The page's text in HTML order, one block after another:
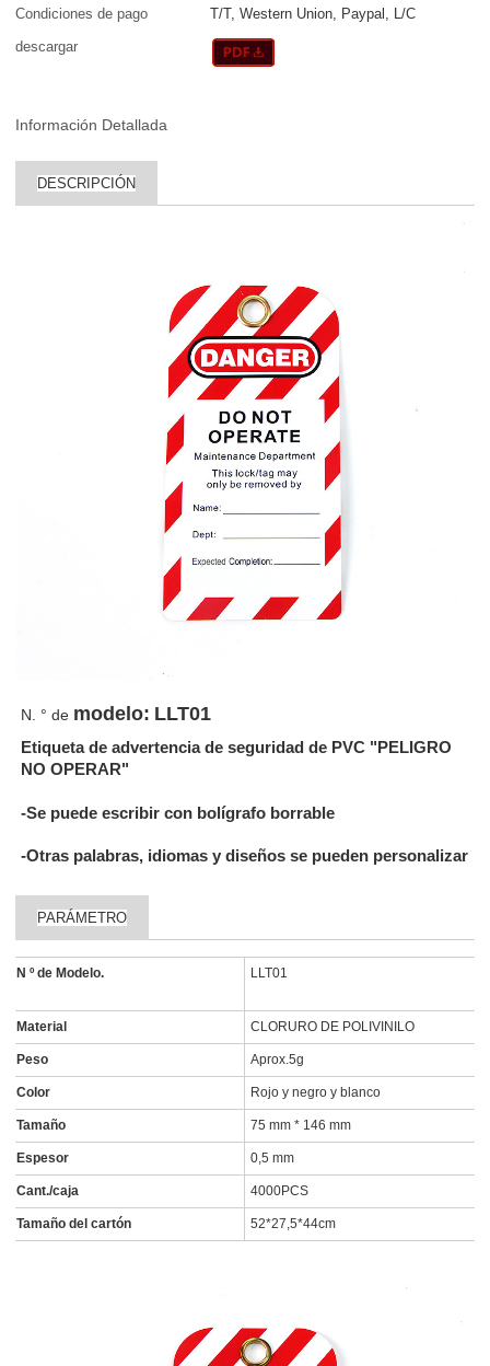
Condiciones de pago
T/T, Western Union, Paypal, L/C
descargar
Información Detallada
DESCRIPCIÓN
N. ° de modelo: LLT01
Etiqueta de advertencia de seguridad de PVC "PELIGRO
NO OPERAR"
-Se puede escribir con bolígrafo borrable
-Otras palabras, idiomas y diseños se pueden personalizar
PARÁMETRO
N º de Modelo. LLT01
Material CLORURO DE POLIVINILO
Peso Aprox.5g
Color Rojo y negro y blanco
Tamaño 75 mm * 146 mm
Espesor 0,5 mm
Cant./caja 4000PCS
Tamaño del cartón 52*27,5*44cm